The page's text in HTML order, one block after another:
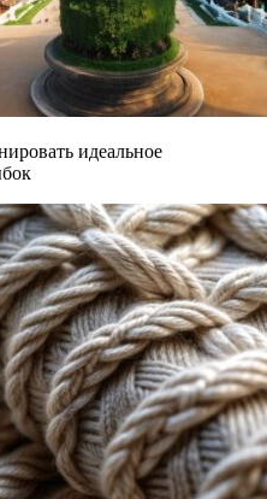
идеальное